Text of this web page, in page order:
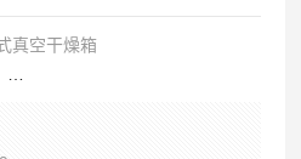
真空干燥箱